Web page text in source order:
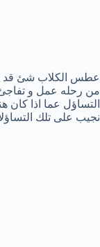
عطس الكلاب شئ قد
من رحله عمل و
التساؤل عما اذا
نجيب على تلك